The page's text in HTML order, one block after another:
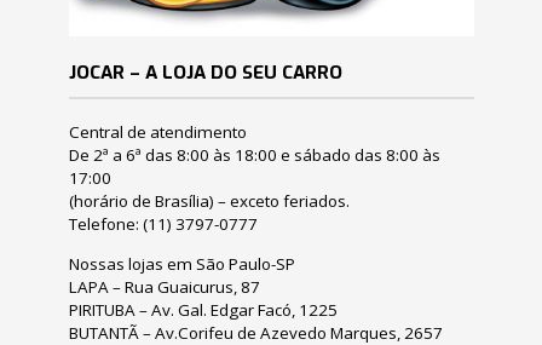
JOCAR – A LOJA DO SEU CARRO
Central de atendimento
De 2ª a 6ª das 8:00 às 18:00 e sábado das 8:00 às
17:00
(horário de Brasília) – exceto feriados.
Telefone: (11) 3797-0777
Nossas lojas em São Paulo-SP
LAPA – Rua Guaicurus, 87
PIRITUBA – Av. Gal. Edgar Facó, 1225
BUTANTÃ – Av.Corifeu de Azevedo Marques, 2657